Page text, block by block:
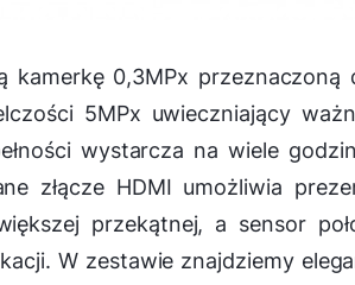
kamerkę 0,3MPx
5MPx uwieczniający
wystarcza na wiele
złącze HDMI umożliwia
przekątnej, a sensor
W zestawie znajdziemy